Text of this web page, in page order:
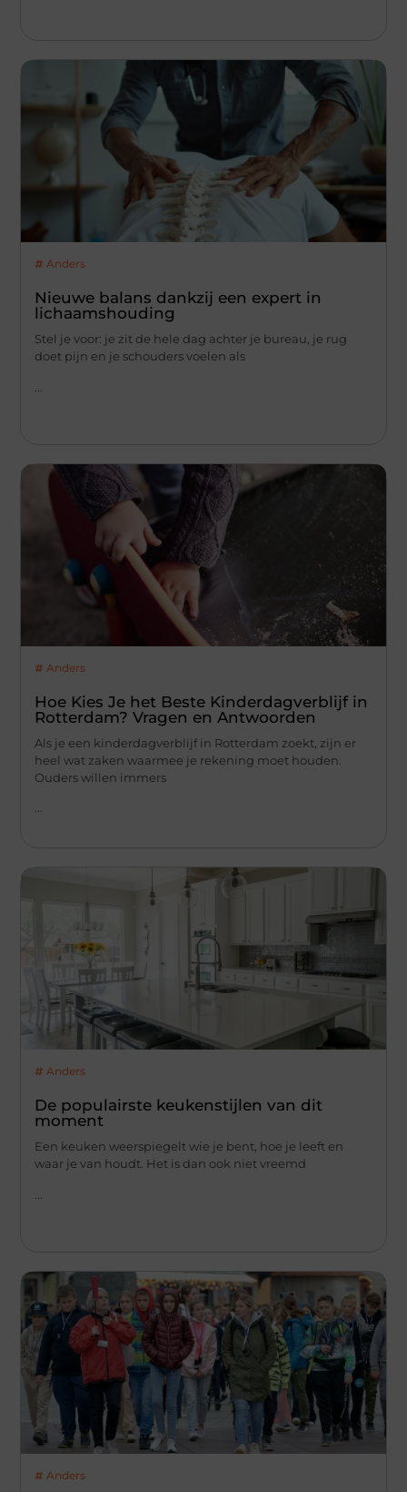
Anders
Nieuwe balans dankzij een expert in
lichaamshouding
Stel je voor: je zit de hele dag achter je bureau, je rug
doet pijn en je schouders voelen als
Anders
Hoe Kies Je het Beste Kinderdagverblijf in
Rotterdam? Vragen en Antwoorden
Als je een kinderdagverblijf in Rotterdam zoekt, zijn er
heel wat zaken waarmee je rekening moet houden.
Ouders willen immers
...
Anders
De populairste keukenstijlen van dit
moment
Een keuken weerspiegelt wie je bent, hoe je leeft en
waar je van houdt. Het is dan ook niet vreemd
Anders